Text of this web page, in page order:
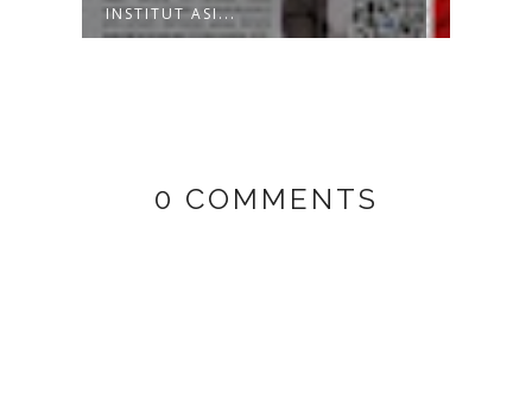
INSTITUT ASI...
0 COMMENTS